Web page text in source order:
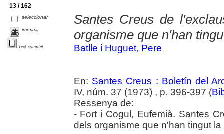
13 / 162
seleccionar
imprimir
Text complet
Santes Creus de
organisme que n'han
Batlle i Huguet, Pere
En: Santes Creus : Boletín del
IV, núm. 37 (1973) , p. 396-397 (
Ressenya de:
- Fort i Cogul, Eufemià. Santes
dels organisme que n'han tingut